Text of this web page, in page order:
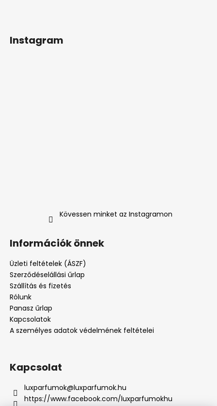
Instagram
Kövessen minket az Instagramon
Információk önnek
Üzleti feltételek (ÁSZF)
Szerződéselállási űrlap
Szállítás és fizetés
Rólunk
Panasz űrlap
Kapcsolatok
A személyes adatok védelmének feltételei
Kapcsolat
luxparfumok@luxparfumok.hu
https://www.facebook.com/luxparfumokhu